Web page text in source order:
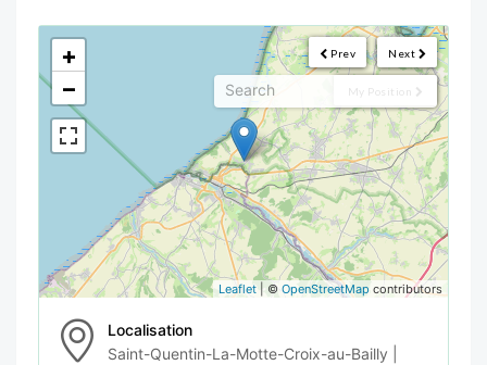
Next
Prev
My Position
<!---->
+
−
Leaflet | © OpenStreetMap contributors
Localisation
Saint-Quentin-La-Motte-Croix-au-Bailly |